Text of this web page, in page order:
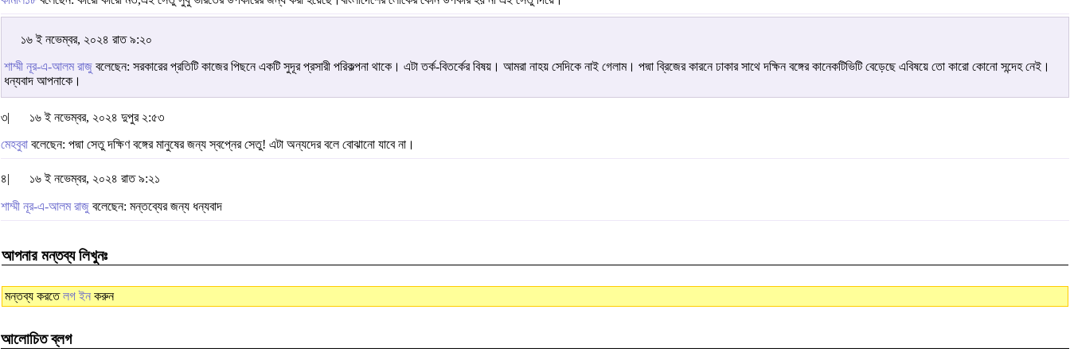
১৬ ই নভেম্বর, ২০২৪ রাত ৯:২০
শাম্মী নূর-এ-আলম রাজু বলেছেন: সরকারের প্রতিটি কাজের পিছনে একটি সুদূর প্রসারী পরিকল্পনা থাকে। এটা তর্ক-বিতর্কের বিষয়। আমরা নাহয় সেদিকে নাই গেলাম। পদ্মা ব্রিজের কারনে ঢাকার সাথে দক্ষিন বঙ্গের কানেকটিভিটি বেড়েছে এবিষয়ে তো কারো কোনো সন্দেহ নেই।
ধন্যবাদ আপনাকে।
৩| ১৬ ই নভেম্বর, ২০২৪ দুপুর ২:৫৩
মেহবুবা বলেছেন: পদ্মা সেতু দক্ষিণ বঙ্গের মানুষের জন্য স্বপ্নের সেতু! এটা অন্যদের বলে বোঝানো যাবে না।
৪| ১৬ ই নভেম্বর, ২০২৪ রাত ৯:২১
শাম্মী নূর-এ-আলম রাজু বলেছেন: মন্তব্যের জন্য ধন্যবাদ
আপনার মন্তব্য লিখুনঃ
মন্তব্য করতেলগ ইন করুন
আলোচিত ব্লগ